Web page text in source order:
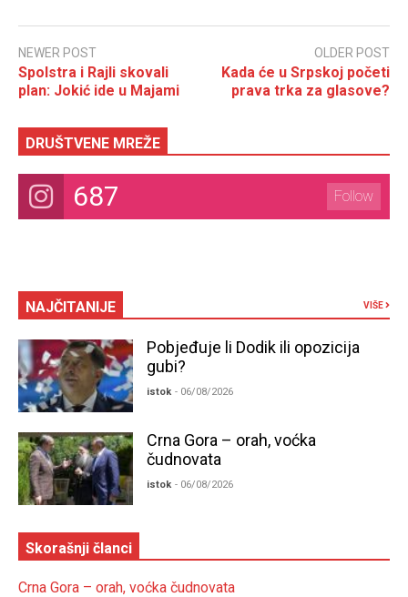
NEWER POST
Spolstra i Rajli skovali
plan: Jokić ide u Majami
OLDER POST
Kada će u Srpskoj početi
prava trka za glasove?
DRUŠTVENE MREŽE
687 Follow
NAJČITANIJE VIŠE
Pobjeđuje li Dodik ili opozicija
gubi?
istok - 06/08/2026
Crna Gora – orah, voćka
čudnovata
istok - 06/08/2026
Skorašnji članci
Crna Gora – orah, voćka čudnovata